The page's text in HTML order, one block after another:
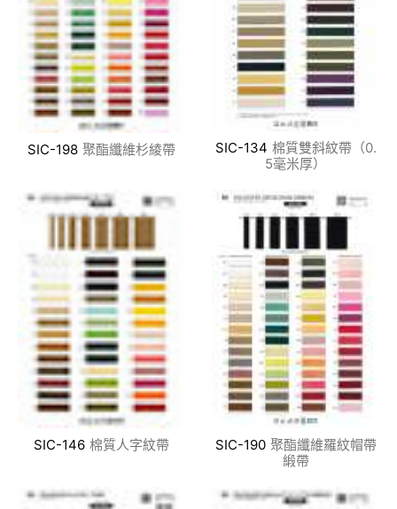
SIC-198 聚酯纖維杉綾帶 SIC-134 棉質雙斜紋帶（0.
5毫米厚）
SIC-146 棉質人字紋帶 SIC-190 聚酯纖維羅紋帽帶
緞帶